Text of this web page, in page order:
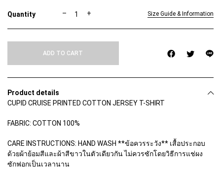
C
P
C
R
I
q
a
t
i
t
y
– + Size Guide & Information
ADD TO CART
Product details
CUPID CRUISE PRINTED COTTON JERSEY T-SHIRT
FABRIC: COTTON 100%
CARE INSTRUCTIONS: HAND WASH **ข้อควรระวัง** เสื้อประกอบ
ด้วยผ้าย้อมสีและผ้าสีขาวในตัวเดียวกัน ไม่ควรซักโดยวิธีการแช่ผง
ซักฟอกเป็นเวลานาน